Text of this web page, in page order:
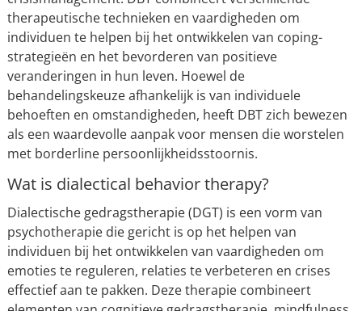
therapeutische technieken en vaardigheden om
individuen te helpen bij het ontwikkelen van coping-
strategieën en het bevorderen van positieve
veranderingen in hun leven. Hoewel de
behandelingskeuze afhankelijk is van individuele
behoeften en omstandigheden, heeft DBT zich bewezen
als een waardevolle aanpak voor mensen die worstelen
met borderline persoonlijkheidsstoornis.
Wat is dialectical behavior therapy?
Dialectische gedragstherapie (DGT) is een vorm van
psychotherapie die gericht is op het helpen van
individuen bij het ontwikkelen van vaardigheden om
emoties te reguleren, relaties te verbeteren en crises
effectief aan te pakken. Deze therapie combineert